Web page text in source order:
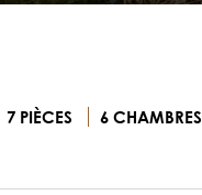
7 PIÈCES 6 CHAMBRES